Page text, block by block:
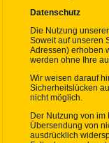
Datenschutz
Die Nutzung
Soweit auf unseren
Adressen) erhoben
werden ohne Ihre
Wir weisen darauf
Sicherheitslücken
nicht möglich.
Der Nutzung von
Übersendung von
ausdrücklich